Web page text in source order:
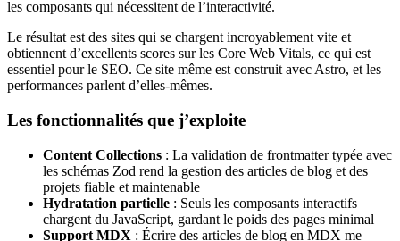
les composants qui nécessitent de l’interactivité.
Le résultat est des sites qui se chargent incroyablement vite et
obtiennent d’excellents scores sur les Core Web Vitals, ce qui est
essentiel pour le SEO. Ce site même est construit avec Astro, et les
performances parlent d’elles-mêmes.
Les fonctionnalités que j’exploite
Content Collections : La validation de frontmatter typée avec
les schémas Zod rend la gestion des articles de blog et des
projets fiable et maintenable
Hydratation partielle : Seuls les composants interactifs
chargent du JavaScript, gardant le poids des pages minimal
Support MDX : Écrire des articles de blog en MDX me